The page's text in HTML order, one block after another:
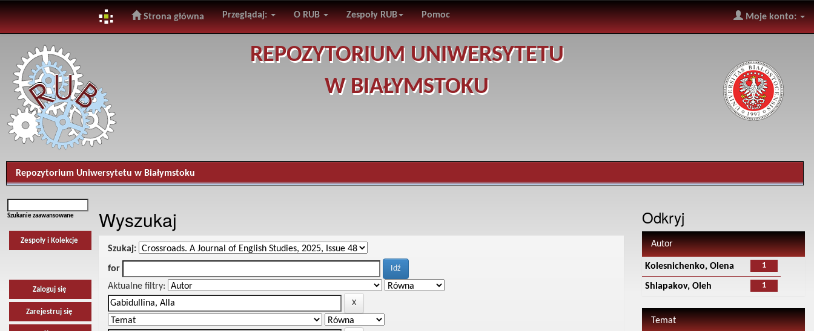
navigation
Strona główna Przeglądaj: O RUB Zespoły RUB Pomoc Moje konto:
REPOZYTORIUM UNIWERSYTETU
W BIAŁYMSTOKU
Repozytorium Uniwersytetu w Białymstoku
Szukanie zaawansowane
Zespoły i Kolekcje
Zaloguj się
Zarejestruj się
Wyszukaj
Szukaj:
for
Aktualne filtry:
Odkryj
Autor
1
Kolesnichenko, Olena
1
Shlapakov, Oleh
Temat